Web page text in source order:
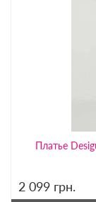
Платье
2 099 грн.